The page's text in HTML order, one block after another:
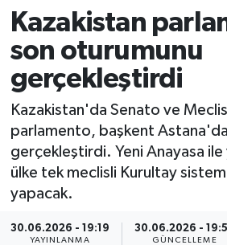
Kazakistan
son oturumunu
gerçekleştirdi
Kazakistan'da Senato ve
parlamento, başkent Astana'da
gerçekleştirdi. Yeni Anayasa ile
ülke tek meclisli Kurultay
yapacak.
30.06.2026 - 19:19
YAYINLANMA
30.06.2026 -
GÜNCELLEME
Rize Jandarma Komutanlığı
Bilim Teknoloji
Bölge
Advertising news
Canlı Maç
Süper Lig Puan Durumu ve
Tüm Manşetler
Son Dakika Haberleri
Haber Arşivi